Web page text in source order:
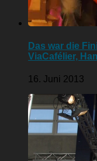
Das war die
ViaCafélier,
16. Juni 2013